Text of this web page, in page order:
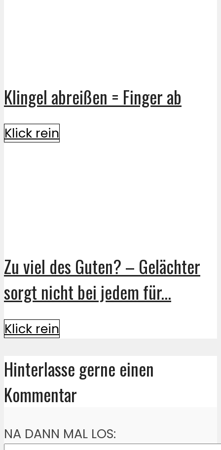
Klingel abreißen = Finger ab
Klick rein
Zu viel des Guten? – Gelächter
sorgt nicht bei jedem für...
Klick rein
Hinterlasse gerne einen
Kommentar
NA DANN MAL LOS: